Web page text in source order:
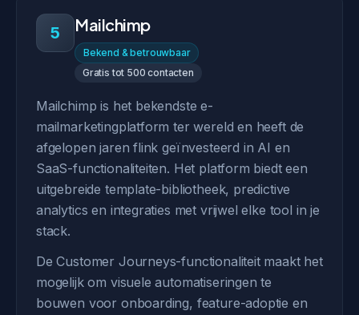
5 Mailchimp
Bekend & betrouwbaar
Gratis tot 500 contacten
Mailchimp is het bekendste e-
mailmarketingplatform ter wereld en heeft de
afgelopen jaren flink geïnvesteerd in AI en
SaaS-functionaliteiten. Het platform biedt een
uitgebreide template-bibliotheek, predictive
analytics en integraties met vrijwel elke tool in je
stack.
De Customer Journeys-functionaliteit maakt het
mogelijk om visuele automatiseringen te
bouwen voor onboarding, feature-adoptie en